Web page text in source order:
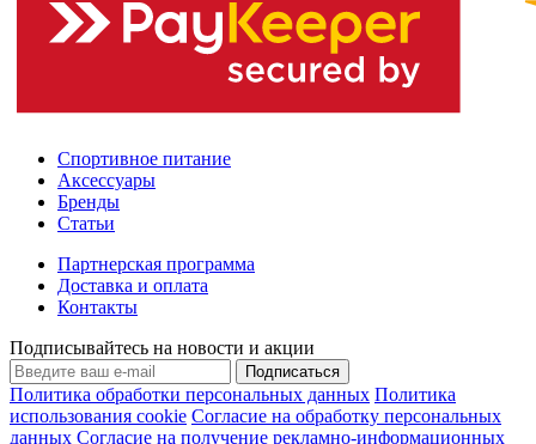
Спортивное питание
Аксессуары
Бренды
Статьи
Партнерская программа
Доставка и оплата
Контакты
Подписывайтесь на новости и акции
Подписаться
Политика обработки персональных данных Политика
использования cookie Согласие на обработку персональных
данных Согласие на получение рекламно-информационных